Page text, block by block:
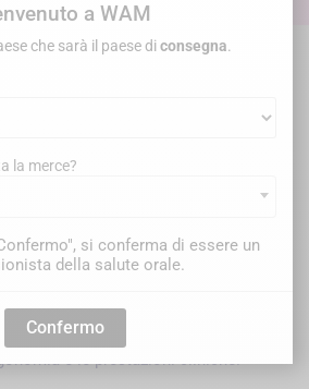
IN MATERIALE
DAL 2000
le nostre soluzioni
dentale
in ogni fase del percorso di
dentale progettato per ottimizzare la
e le prestazioni cliniche.
a WAM
che sarà il paese diconsegna.
la merce?
si conferma di essere un
della salute orale.
Confermo